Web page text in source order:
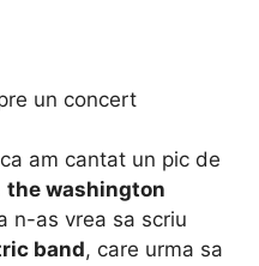
un concert
am cantat un pic de
the washington
n-as vrea sa scriu
band, care urma sa